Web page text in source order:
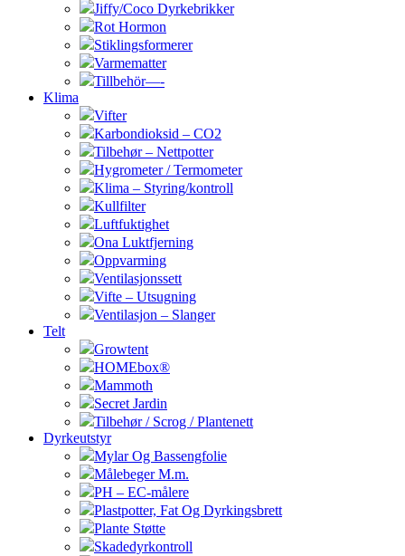
Jiffy/Coco Dyrkebrikker
Rot Hormon
Stiklingsformerer
Varmematter
Tillbehör—-
Klima
Vifter
Karbondioksid – CO2
Tilbehør – Nettpotter
Hygrometer / Termometer
Klima – Styring/kontroll
Kullfilter
Luftfuktighet
Ona Luktfjerning
Oppvarming
Ventilasjonssett
Vifte – Utsugning
Ventilasjon – Slanger
Telt
Growtent
HOMEbox®
Mammoth
Secret Jardin
Tilbehør / Scrog / Plantenett
Dyrkeutstyr
Mylar Og Bassengfolie
Målebeger M.m.
PH – EC-målere
Plastpotter, Fat Og Dyrkingsbrett
Plante Støtte
Skadedyrkontroll